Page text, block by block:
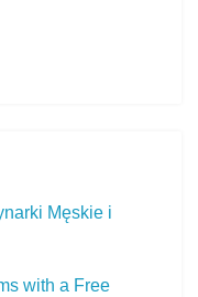
Męskie i
with a Free